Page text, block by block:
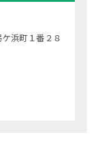
浜町１番２８